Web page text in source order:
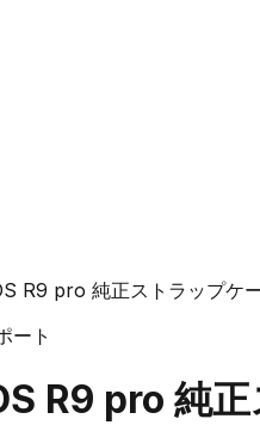
R9 pro 純正ストラップ
ート
R9 pro 純